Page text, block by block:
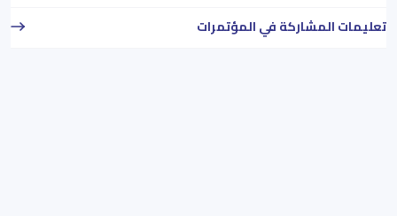
تعليمات المشاركة في المؤتمرات